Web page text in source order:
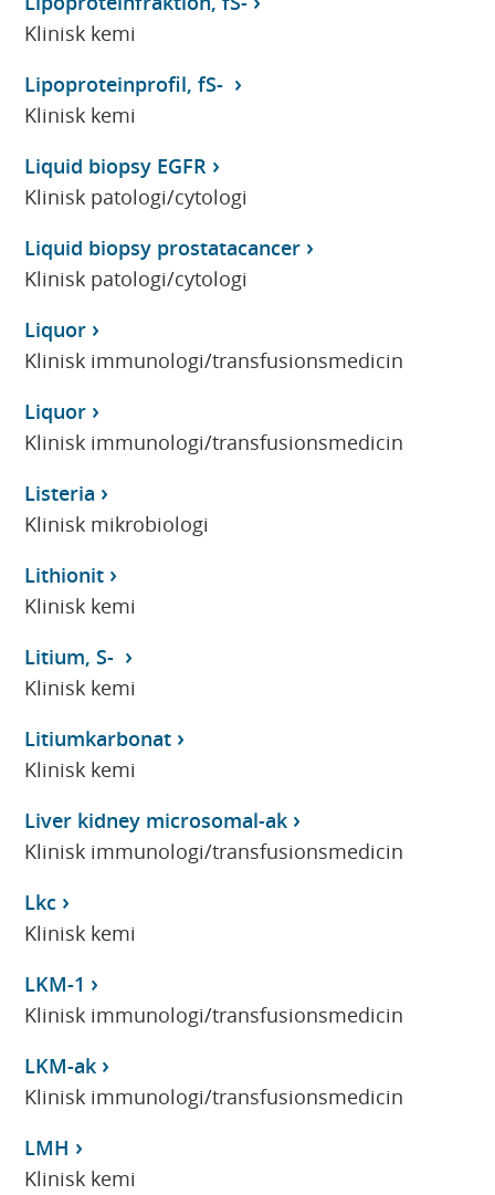
Klinisk kemi
Lipoproteinprofil, fS-
Klinisk kemi
Liquid biopsy EGFR
Klinisk patologi/cytologi
Liquid biopsy prostatacancer
Klinisk patologi/cytologi
Liquor
Klinisk immunologi/transfusionsmedicin
Liquor
Klinisk immunologi/transfusionsmedicin
Listeria
Klinisk mikrobiologi
Lithionit
Klinisk kemi
Litium, S-
Klinisk kemi
Litiumkarbonat
Klinisk kemi
Liver kidney microsomal-ak
Klinisk immunologi/transfusionsmedicin
Lkc
Klinisk kemi
LKM-1
Klinisk immunologi/transfusionsmedicin
LKM-ak
Klinisk immunologi/transfusionsmedicin
LMH
Klinisk kemi